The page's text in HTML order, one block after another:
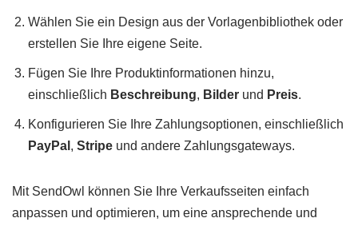
Wählen Sie ein Design aus der Vorlagenbibliothek oder
erstellen Sie Ihre eigene Seite.
Fügen Sie Ihre Produktinformationen hinzu,
einschließlich Beschreibung, Bilder und Preis.
Konfigurieren Sie Ihre Zahlungsoptionen, einschließlich
PayPal , Stripe und andere Zahlungsgateways.
Mit SendOwl können Sie Ihre Verkaufsseiten einfach
anpassen und optimieren, um eine ansprechende und